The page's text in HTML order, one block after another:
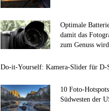
Optimale
damit das
zum Genuss wird
Do-it-Yourself: Kamera-Slider für D-
10 Foto-
Südwesten der